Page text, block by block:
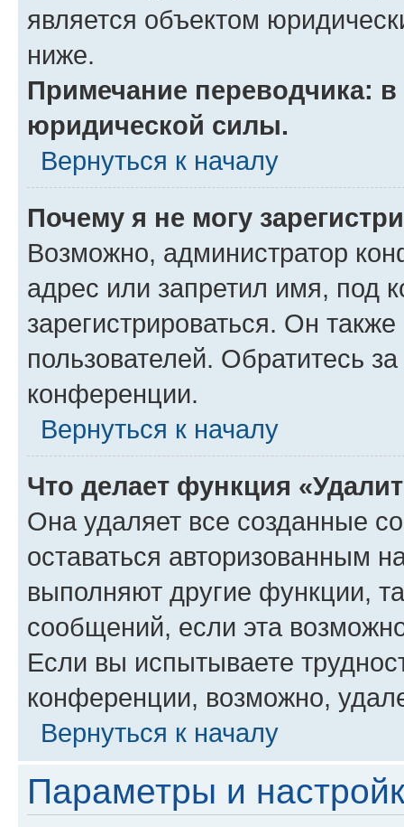
является объектом
ниже.
Примечание переводчика:
юридической силы.
Вернуться к началу
Почему я не могу
Возможно, администратор
адрес или запретил имя, под
зарегистрироваться. Он
пользователей. Обратитесь
конференции.
Вернуться к началу
Что делает функция
Она удаляет все созданные
оставаться авторизованным
выполняют другие функции,
сообщений, если эта
Если вы испытываете
конференции, возможно,
Вернуться к началу
Параметры и